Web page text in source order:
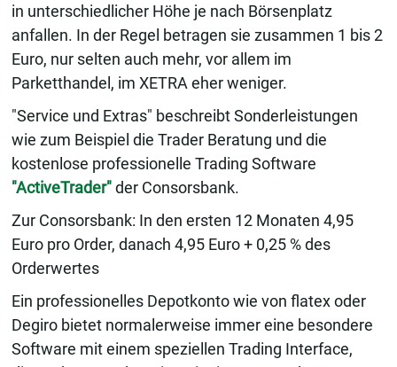
in unterschiedlicher Höhe je nach Börsenplatz
anfallen. In der Regel betragen sie zusammen 1 bis 2
Euro, nur selten auch mehr, vor allem im
Parketthandel, im XETRA eher weniger.
"Service und Extras" beschreibt Sonderleistungen
wie zum Beispiel die Trader Beratung und die
kostenlose professionelle Trading Software
"ActiveTrader"der Consorsbank.
Zur Consorsbank: In den ersten 12 Monaten 4,95
Euro pro Order, danach 4,95 Euro + 0,25 % des
Orderwertes
Ein professionelles Depotkonto wie von flatex oder
Degiro bietet normalerweise immer eine besondere
Software mit einem speziellen Trading Interface,